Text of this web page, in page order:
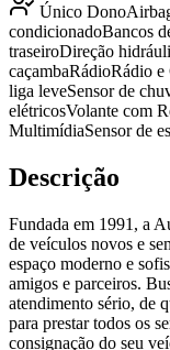
Único Dono
condicionadoBancos
traseiroDireção
caçambaRádioRádio e
liga leveSensor de
elétricosVolante com
MultimídiaSensor de
Descrição
Fundada em 1991, a
de veículos novos e
espaço moderno e
amigos e parceiros.
atendimento sério, de
para prestar todos os
consignação do seu